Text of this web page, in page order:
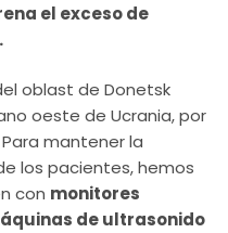
el exceso de
oblast de Donetsk
oeste de Ucrania, por
mantener la
los pacientes, hemos
con monitores
de ultrasonido